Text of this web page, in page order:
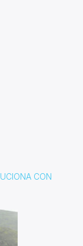
CON